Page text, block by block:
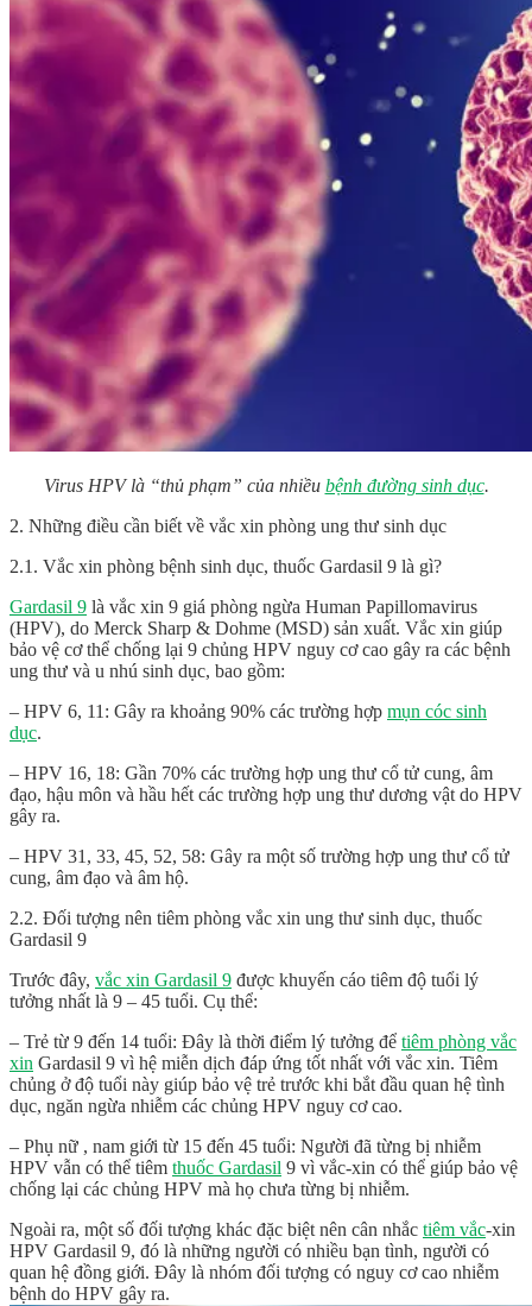
Virus HPV là “thủ phạm” của nhiều bệnh đường sinh dục.
2. Những điều cần biết về vắc xin phòng ung thư sinh dục
2.1. Vắc xin phòng bệnh sinh dục, thuốc Gardasil 9 là gì?
Gardasil 9 là vắc xin 9 giá phòng ngừa Human Papillomavirus
(HPV), do Merck Sharp & Dohme (MSD) sản xuất. Vắc xin giúp
bảo vệ cơ thể chống lại 9 chủng HPV nguy cơ cao gây ra các bệnh
ung thư và u nhú sinh dục, bao gồm:
– HPV 6, 11: Gây ra khoảng 90% các trường hợp mụn cóc sinh
dục.
– HPV 16, 18: Gần 70% các trường hợp ung thư cổ tử cung, âm
đạo, hậu môn và hầu hết các trường hợp ung thư dương vật do HPV
gây ra.
– HPV 31, 33, 45, 52, 58: Gây ra một số trường hợp ung thư cổ tử
cung, âm đạo và âm hộ.
2.2. Đối tượng nên tiêm phòng vắc xin ung thư sinh dục, thuốc
Gardasil 9
Trước đây, vắc xin Gardasil 9 được khuyến cáo tiêm độ tuổi lý
tưởng nhất là 9 – 45 tuổi. Cụ thể:
– Trẻ từ 9 đến 14 tuổi: Đây là thời điểm lý tưởng để tiêm phòng vắc
xin Gardasil 9 vì hệ miễn dịch đáp ứng tốt nhất với vắc xin. Tiêm
chủng ở độ tuổi này giúp bảo vệ trẻ trước khi bắt đầu quan hệ tình
dục, ngăn ngừa nhiễm các chủng HPV nguy cơ cao.
– Phụ nữ , nam giới từ 15 đến 45 tuổi: Người đã từng bị nhiễm
HPV vẫn có thể tiêm thuốc Gardasil 9 vì vắc-xin có thể giúp bảo vệ
chống lại các chủng HPV mà họ chưa từng bị nhiễm.
Ngoài ra, một số đối tượng khác đặc biệt nên cân nhắc tiêm vắc-xin
HPV Gardasil 9, đó là những người có nhiều bạn tình, người có
quan hệ đồng giới. Đây là nhóm đối tượng có nguy cơ cao nhiễm
bệnh do HPV gây ra.